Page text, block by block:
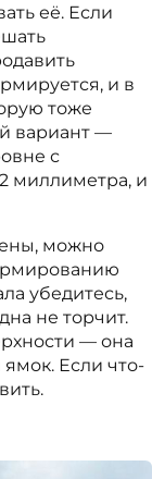
её. Если
и в
тоже
вариант —
с
миллиметра, и
можно
убедитесь,
не торчит.
— она
Если что-